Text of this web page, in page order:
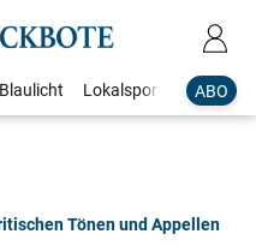
ABO
Blaulicht Lokalsport
Tönen und Appellen